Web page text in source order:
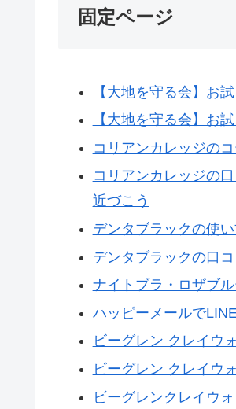
固定ページ
【大地を守る会】お
【大地を守る会】お
コリアンカレッジの
コリアンカレッジの
近づこう
デンタブラックの使
デンタブラックの口
ナイトブラ・ロザブ
ハッピーメールで
ビーグレン クレイウ
ビーグレン クレイウ
ビーグレンクレイウ